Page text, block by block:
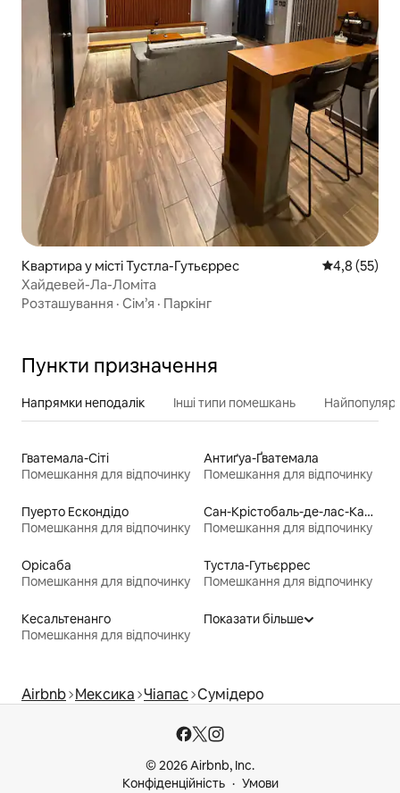
Квартира у місті Тустла-Гутьєррес Середня
4,8 (55)
Хайдевей-Ла-Ломіта
Розташування · Сім’я · Паркінг
Пункти призначення
Напрямки неподалік Інші типи помешкань
Гватемала-Сіті
Помешкання для відпочинку
Антиґуа-Ґватемала
Помешкання для відпочинку
Пуерто Ескондідо
Помешкання для відпочинку
Сан-Крістобаль-де-лас-Касас
Помешкання для відпочинку
Орісаба
Помешкання для відпочинку
Тустла-Гутьєррес
Помешкання для відпочинку
Кесальтенанго
Помешкання для відпочинку
Показати більше
Airbnb Мексика Чіапас Сумідеро
© 2026 Airbnb, Inc.
Конфіденційність
Умови